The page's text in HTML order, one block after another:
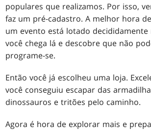
populares que realizamos. Por isso,
faz um pré-cadastro. A melhor hora
um evento está lotado decididamente
você chega lá e descobre que não
programe-se.
Então você já escolheu uma loja.
você conseguiu escapar das
dinossauros e tritões pelo caminho.
Agora é hora de explorar mais e